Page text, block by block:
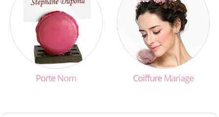
Porte Nom Coiffure Mariage